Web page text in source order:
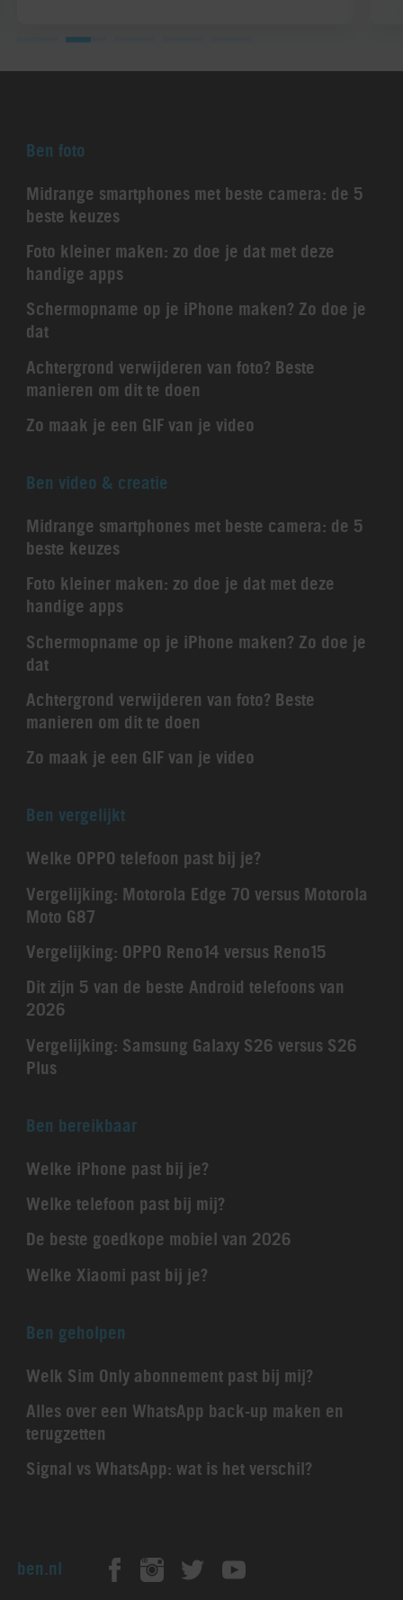
Ben foto
Midrange smartphones met beste camera: de 5
beste keuzes
Foto kleiner maken: zo doe je dat met deze
handige apps
Schermopname op je iPhone maken? Zo doe je
dat
Achtergrond verwijderen van foto? Beste
manieren om dit te doen
Zo maak je een GIF van je video
Ben video & creatie
Midrange smartphones met beste camera: de 5
beste keuzes
Foto kleiner maken: zo doe je dat met deze
handige apps
Schermopname op je iPhone maken? Zo doe je
dat
Achtergrond verwijderen van foto? Beste
manieren om dit te doen
Zo maak je een GIF van je video
Ben vergelijkt
Welke OPPO telefoon past bij je?
Vergelijking: Motorola Edge 70 versus Motorola
Moto G87
Vergelijking: OPPO Reno14 versus Reno15
Dit zijn 5 van de beste Android telefoons van
2026
Vergelijking: Samsung Galaxy S26 versus S26
Plus
Ben bereikbaar
Welke iPhone past bij je?
Welke telefoon past bij mij?
De beste goedkope mobiel van 2026
Welke Xiaomi past bij je?
Ben geholpen
Welk Sim Only abonnement past bij mij?
Alles over een WhatsApp back-up maken en
terugzetten
Signal vs WhatsApp: wat is het verschil?
ben.nl